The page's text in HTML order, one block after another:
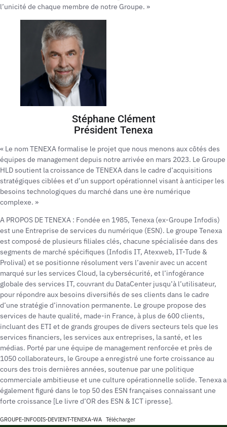
l’unicité de chaque membre de notre Groupe. »
Stéphane Clément
Président Tenexa
« Le nom TENEXA formalise le projet que nous menons aux côtés des
équipes de management depuis notre arrivée en mars 2023. Le Groupe
HLD soutient la croissance de TENEXA dans le cadre d’acquisitions
stratégiques ciblées et d’un support opérationnel visant à anticiper les
besoins technologiques du marché dans une ère numérique
complexe. »
A PROPOS DE TENEXA : Fondée en 1985, Tenexa (ex-Groupe Infodis)
est une Entreprise de services du numérique (ESN). Le groupe Tenexa
est composé de plusieurs filiales clés, chacune spécialisée dans des
segments de marché spécifiques (Infodis IT, Atexweb, IT-Tude &
Prolival) et se positionne résolument vers l’avenir avec un accent
marqué sur les services Cloud, la cybersécurité, et l’infogérance
globale des services IT, couvrant du DataCenter jusqu’à l’utilisateur,
pour répondre aux besoins diversifiés de ses clients dans le cadre
d’une stratégie d’innovation permanente. Le groupe propose des
services de haute qualité, made-in France, à plus de 600 clients,
incluant des ETI et de grands groupes de divers secteurs tels que les
services financiers, les services aux entreprises, la santé, et les
médias. Porté par une équipe de management renforcée et près de
1050 collaborateurs, le Groupe a enregistré une forte croissance au
cours des trois dernières années, soutenue par une politique
commerciale ambitieuse et une culture opérationnelle solide. Tenexa a
également figuré dans le top 50 des ESN françaises connaissant une
forte croissance [Le livre d’OR des ESN & ICT ipresse].
GROUPE-INFODIS-DEVIENT-TENEXA-WA Télécharger